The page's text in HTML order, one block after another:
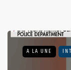
A LA UNE